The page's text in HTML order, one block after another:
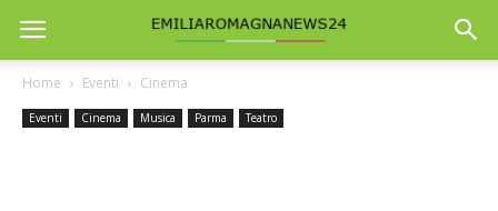
Home Eventi Cinema
Eventi Cinema Musica Parma Teatro